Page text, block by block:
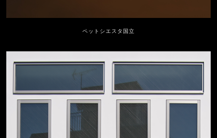
ペットシエスタ国立